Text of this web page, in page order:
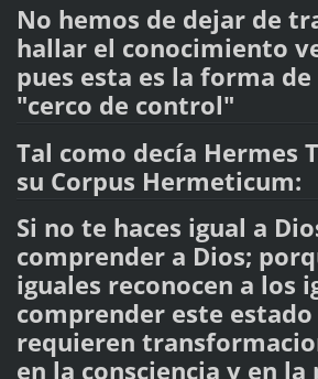
No hemos de dejar de
hallar el conocimiento
pues esta es la forma
"cerco de control"
Tal como decía Hermes
su Corpus Hermeticum:
Si no te haces igual a
comprender a Dios;
iguales reconocen a los
comprender este estado
requieren
en la consciencia y en la